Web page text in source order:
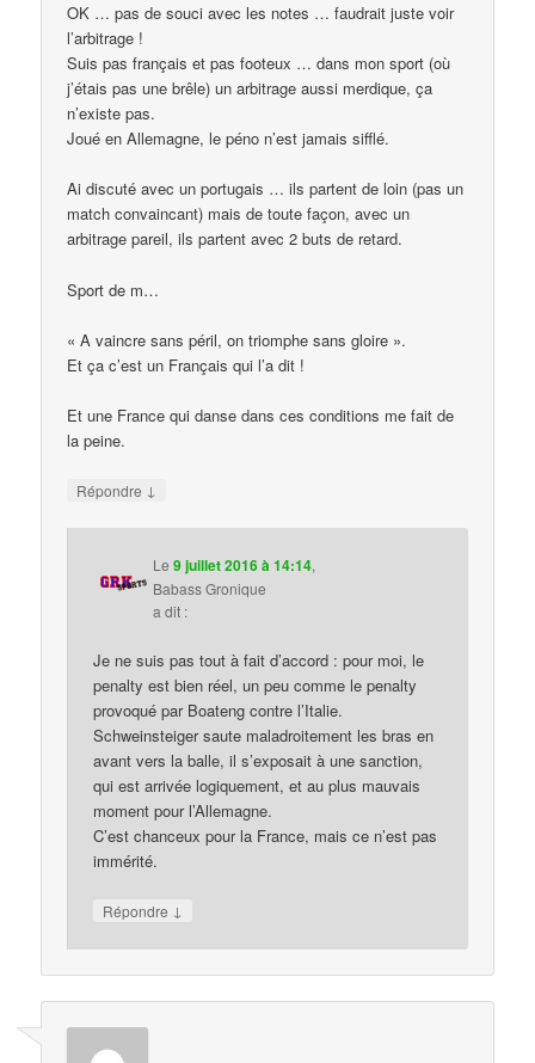
OK … pas de souci avec les notes … faudrait juste voir
l’arbitrage !
Suis pas français et pas footeux … dans mon sport (où
j’étais pas une brêle) un arbitrage aussi merdique, ça
n’existe pas.
Joué en Allemagne, le péno n’est jamais sifflé.
Ai discuté avec un portugais … ils partent de loin (pas un
match convaincant) mais de toute façon, avec un
arbitrage pareil, ils partent avec 2 buts de retard.
Sport de m…
« A vaincre sans péril, on triomphe sans gloire ».
Et ça c’est un Français qui l’a dit !
Et une France qui danse dans ces conditions me fait de
la peine.
Répondre ↓
Le9 juillet 2016 à 14:14,
Babass Gronique
a dit :
Je ne suis pas tout à fait d’accord : pour moi, le
penalty est bien réel, un peu comme le penalty
provoqué par Boateng contre l’Italie.
Schweinsteiger saute maladroitement les bras en
avant vers la balle, il s’exposait à une sanction,
qui est arrivée logiquement, et au plus mauvais
moment pour l’Allemagne.
C’est chanceux pour la France, mais ce n’est pas
immérité.
Répondre ↓